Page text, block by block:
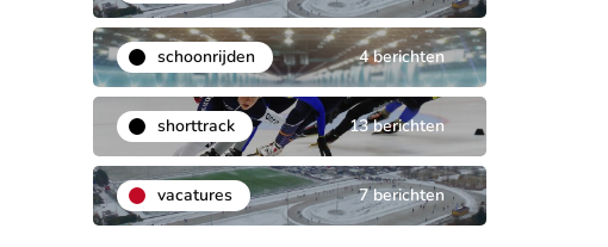
schoonrijden 4 berichten
shorttrack 13 berichten
vacatures 7 berichten